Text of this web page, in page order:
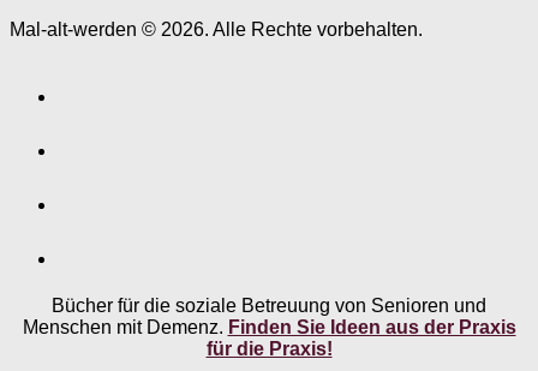
Mal-alt-werden © 2026. Alle Rechte vorbehalten.
Bücher für die soziale Betreuung von Senioren und
Menschen mit Demenz. Finden Sie Ideen aus der Praxis
für die Praxis!